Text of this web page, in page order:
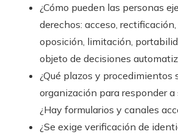
¿Cómo pueden las personas
derechos: acceso,
oposición, limitación,
objeto de decisiones
¿Qué plazos y procedimientos
organización para responder a
¿Hay formularios y canales
¿Se exige verificación de